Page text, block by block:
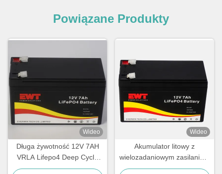
Powiązane Produkty
Wideo
Długa żywotność 12V 7AH
VRLA Lifepo4 Deep Cycle
Lithium Iron Phosphate
Wideo
Akumulator litowy z
wielozadaniowym zasilaniem
12V 10ah